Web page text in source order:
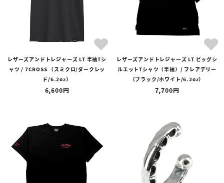
お問い合わせ方法
以下の「LINEでお問い合わせ」ボタンから、ご希望のアイテムとカス
タム内容を添えて、お気軽にお問い合わせくださいませ。
LINEでお問い合わせ
レザーズアンドトレジャーズ LT 半袖Tシ
ャツ / 7CROSS （スミクロ/ダークレッ
ド/6.2oz）
6,600
レザーズアンドトレジャーズ LT ビッグシ
ルエットTシャツ（半袖）/ フレアデリー
（ブラック/ホワイト/6.2oz）
7,700